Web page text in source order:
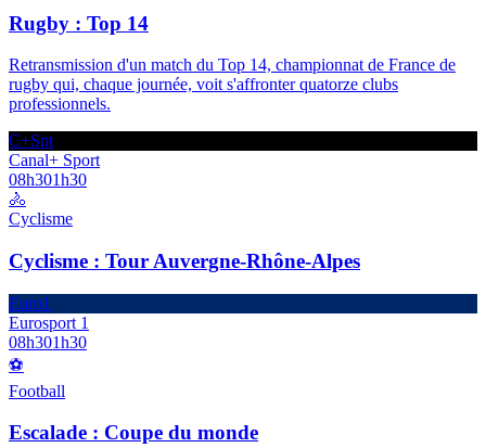
Rugby : Top 14
Retransmission d'un match du Top 14, championnat de France de
rugby qui, chaque journée, voit s'affronter quatorze clubs
professionnels.
C+Spt
Canal+ Sport
08h301h30
🚴
Cyclisme
Cyclisme : Tour Auvergne-Rhône-Alpes
Euro1
Eurosport 1
08h301h30
⚽
Football
Escalade : Coupe du monde